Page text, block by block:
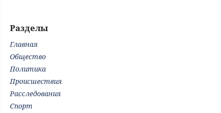
Разделы
Главная
Общество
Политика
Происшествия
Расследования
Спорт